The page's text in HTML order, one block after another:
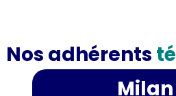
Nos adhérents
Milan